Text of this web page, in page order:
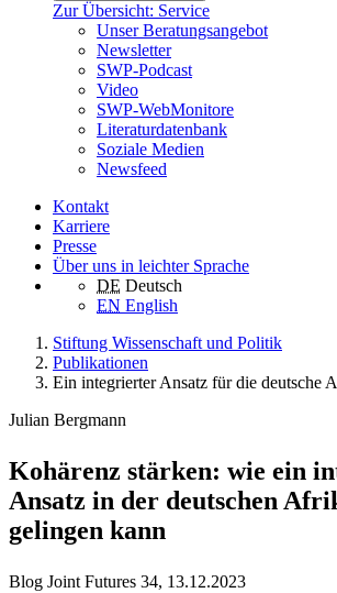
Zur Übersicht: Service
Unser Beratungsangebot
Newsletter
SWP-Podcast
Video
SWP-WebMonitore
Literaturdatenbank
Soziale Medien
Newsfeed
Kontakt
Karriere
Presse
Über uns in leichter Sprache
DE Deutsch
EN English
Stiftung Wissenschaft und Politik
Publikationen
Ein integrierter Ansatz für die deutsche
Julian Bergmann
Kohärenz stärken: wie ein
Ansatz in der deutschen
gelingen kann
Blog Joint Futures 34, 13.12.2023